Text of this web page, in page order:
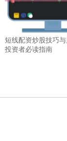
短线配资炒股技巧
投资者必读指南